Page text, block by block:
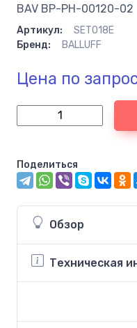
BAV BP-PH-00120-02
Артикул:
SET018E
Бренд:
BALLUFF
Цена по
Поделиться
Обзор
Техническая